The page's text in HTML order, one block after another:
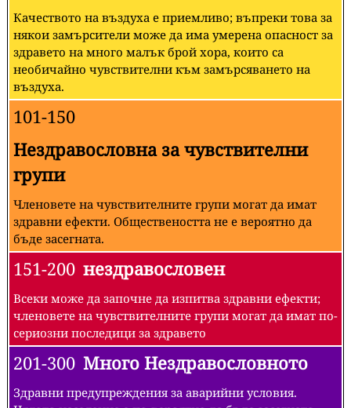
Качеството на въздуха е приемливо; въпреки това за
някои замърсители може да има умерена опасност за
здравето на много малък брой хора, които са
необичайно чувствителни към замърсяването на
въздуха.
101-150
Нездравословна за чувствителни
групи
Членовете на чувствителните групи могат да имат
здравни ефекти. Обществеността не е вероятно да
бъде засегната.
151-200 нездравословен
Всеки може да започне да изпитва здравни ефекти;
членовете на чувствителните групи могат да имат по-
сериозни последици за здравето
201-300 Много Нездравословното
Здравни предупреждения за аварийни условия.